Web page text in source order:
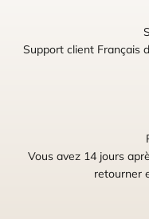
Support client Français
Vous avez 14 jours
retourner